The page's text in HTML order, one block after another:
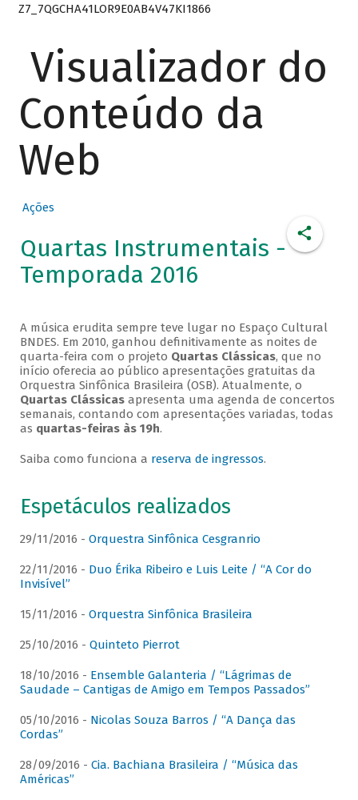
Z7_7QGCHA41LOR9E0AB4V47KI1866
Visualizador do
Conteúdo da
Web
Ações
Quartas Instrumentais -
Temporada 2016
A música erudita sempre teve lugar no Espaço Cultural
BNDES. Em 2010, ganhou definitivamente as noites de
quarta-feira com o projeto Quartas Clássicas, que no
início oferecia ao público apresentações gratuitas da
Orquestra Sinfônica Brasileira (OSB). Atualmente, o
Quartas Clássicasapresenta uma agenda de concertos
semanais, contando com apresentações variadas, todas
as quartas-feiras às 19h.
Saiba como funciona a reserva de ingressos.
Espetáculos realizados
29/11/2016 - Orquestra Sinfônica Cesgranrio
22/11/2016 - Duo Érika Ribeiro e Luis Leite / “A Cor do
Invisível”
15/11/2016 - Orquestra Sinfônica Brasileira
25/10/2016 - Quinteto Pierrot
18/10/2016 - Ensemble Galanteria / “Lágrimas de
Saudade – Cantigas de Amigo em Tempos Passados”
05/10/2016 - Nicolas Souza Barros / “A Dança das
Cordas”
28/09/2016 - Cia. Bachiana Brasileira / “Música das
Américas”